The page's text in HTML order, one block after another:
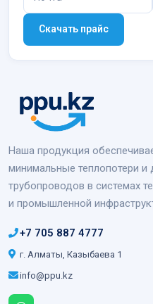
Скачать прайс
Наша продукция
минимальные теплопотери
трубопроводов в системах
и промышленной
+7 705 887 4777
г. Алматы, Казыбаева 1
info@ppu.kz